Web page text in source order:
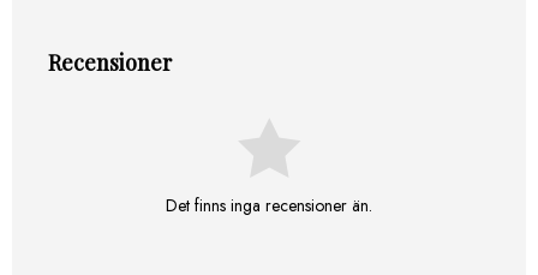
Recensioner
Det finns inga recensioner än.